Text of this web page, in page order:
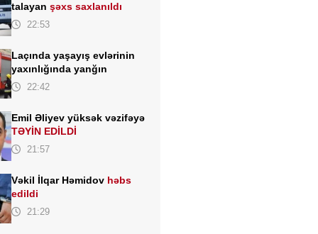
talayanşəxs saxlanıldı
22:53
Laçında yaşayış evlərinin
yaxınlığında yanğın
22:42
Emil Əliyev yüksək vəzifəyə
TƏYİN EDİLDİ
21:57
Vəkil İlqar Həmidov həbs
edildi
21:29